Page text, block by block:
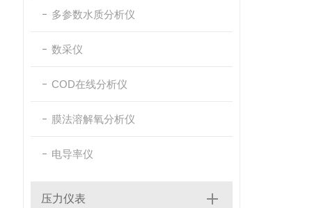
多参数水质分析仪
数采仪
COD在线分析仪
膜法溶解氧分析仪
电导率仪
压力仪表